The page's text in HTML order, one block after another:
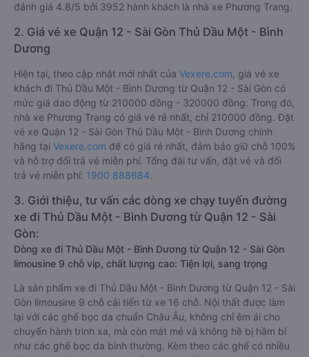
đánh giá 4.8/5 bởi 3952 hành khách là nhà xe Phương Trang.
2. Giá vé xe Quận 12 - Sài Gòn Thủ Dầu Một - Bình
Dương
Hiện tại, theo cập nhật mới nhất của Vexere.com , giá vé xe
khách đi Thủ Dầu Một - Bình Dương từ Quận 12 - Sài Gòn có
mức giá dao động từ 210000 đồng - 320000 đồng. Trong đó,
nhà xe Phương Trang có giá vé rẻ nhất, chỉ 210000 đồng. Đặt
vé xe Quận 12 - Sài Gòn Thủ Dầu Một - Bình Dương chính
hãng tại Vexere.com để có giá rẻ nhất, đảm bảo giữ chỗ 100%
và hỗ trợ đổi trả vé miễn phí. Tổng đài tư vấn, đặt vé và đổi
trả vé miễn phí: 1900 888684.
3. Giới thiệu, tư vấn các dòng xe chạy tuyến đường
xe đi Thủ Dầu Một - Bình Dương từ Quận 12 - Sài
Gòn:
Dòng xe đi Thủ Dầu Một - Bình Dương từ Quận 12 - Sài Gòn
limousine 9 chỗ vip, chất lượng cao: Tiện lợi, sang trọng
Là sản phẩm xe đi Thủ Dầu Một - Bình Dương từ Quận 12 - Sài
Gòn limousine 9 chỗ cải tiến từ xe 16 chỗ. Nội thất được làm
lại với các ghế bọc da chuẩn Châu Âu, không chỉ êm ái cho
chuyến hành trình xa, mà còn mát mẻ và không hề bị hầm bí
như các ghế bọc da bình thường. Kèm theo các ghế có nhiều